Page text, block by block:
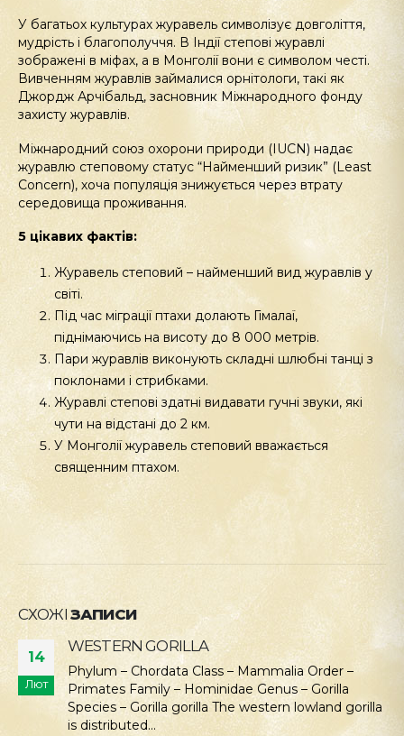
У багатьох культурах журавель символізує довголіття,
мудрість і благополуччя. В Індії степові журавлі
зображені в міфах, а в Монголії вони є символом честі.
Вивченням журавлів займалися орнітологи, такі як
Джордж Арчібальд, засновник Міжнародного фонду
захисту журавлів.
Міжнародний союз охорони природи (IUCN) надає
журавлю степовому статус “Найменший ризик” (Least
Concern), хоча популяція знижується через втрату
середовища проживання.
5 цікавих фактів:
Журавель степовий – найменший вид журавлів у
світі.
Під час міграції птахи долають Гімалаї,
піднімаючись на висоту до 8 000 метрів.
Пари журавлів виконують складні шлюбні танці з
поклонами і стрибками.
Журавлі степові здатні видавати гучні звуки, які
чути на відстані до 2 км.
У Монголії журавель степовий вважається
священним птахом.
СХОЖІ ЗАПИСИ
14
Лют
WESTERN GORILLA
Phylum – Chordata Class – Mammalia Order –
Primates Family – Hominidae Genus – Gorilla
Species – Gorilla gorilla The western lowland gorilla
is distributed...